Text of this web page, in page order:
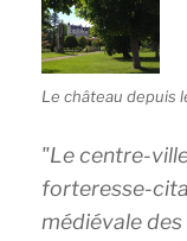
Le château depuis
Le centre-
forteresse-
médiévale des